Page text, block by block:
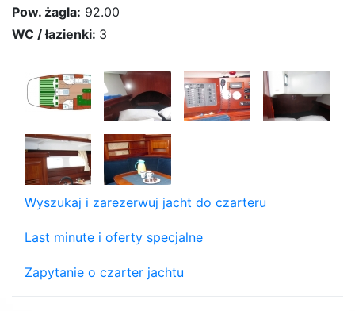
Pow. żagla: 92.00
WC / łazienki: 3
Wyszukaj i zarezerwuj jacht do czarteru
Last minute i oferty specjalne
Zapytanie o czarter jachtu